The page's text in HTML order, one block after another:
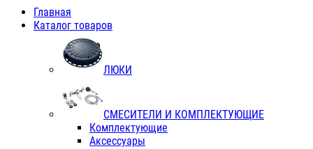
Главная
Каталог товаров
ЛЮКИ
СМЕСИТЕЛИ И КОМПЛЕКТУЮЩИЕ
Комплектующие
Аксессуары